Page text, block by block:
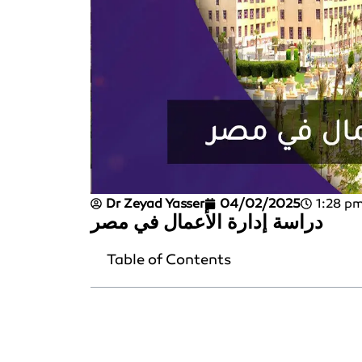
Dr Zeyad Yasser 04/02/2025 1:28
دراسة إدارة الأعمال في مصر
Table of Contents